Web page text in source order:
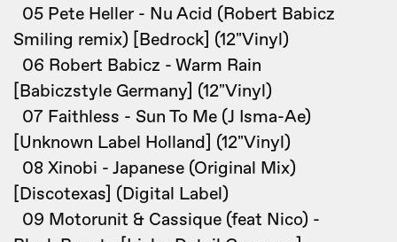
05 Pete Heller - Nu Acid (Robert Babicz
Smiling remix) [Bedrock] (12"Vinyl)
06 Robert Babicz - Warm Rain
[Babiczstyle Germany] (12"Vinyl)
07 Faithless - Sun To Me (J Isma-Ae)
[Unknown Label Holland] (12"Vinyl)
08 Xinobi - Japanese (Original Mix)
[Discotexas] (Digital Label)
09 Motorunit & Cassique (feat Nico) -